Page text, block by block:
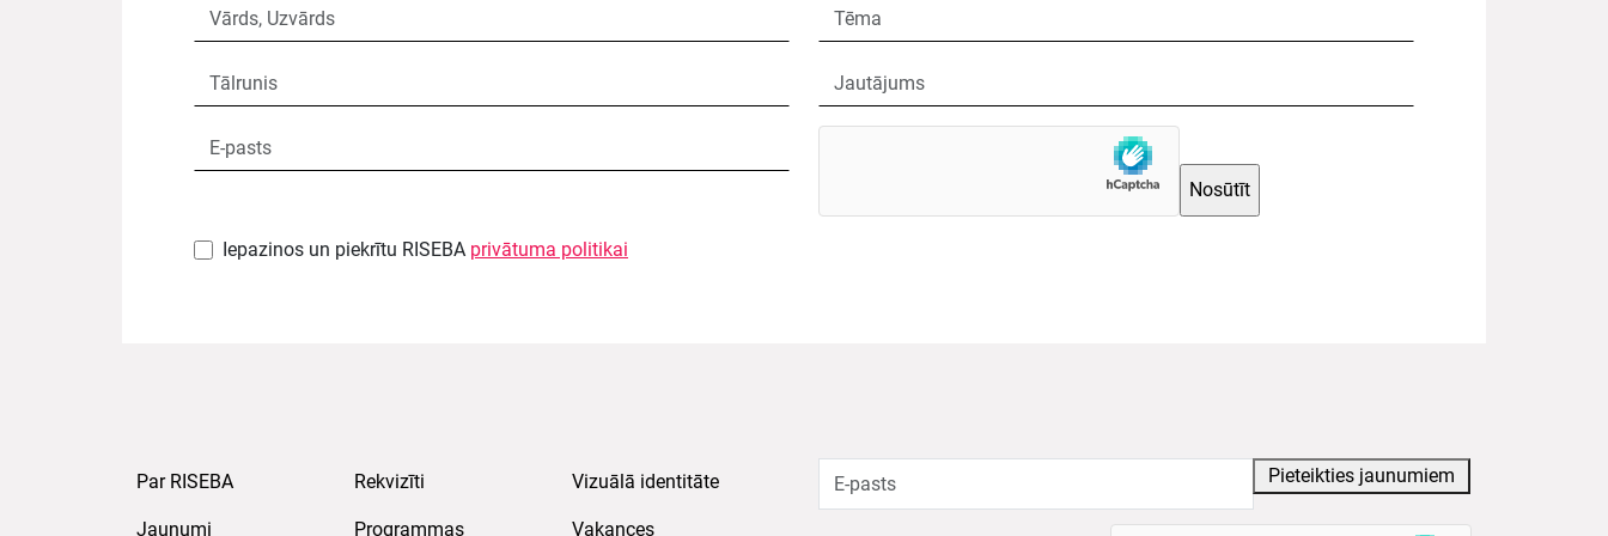
Iepazinos un piekrītu RISEBA privātuma politikai
Par RISEBA Rekvizīti Vizuālā identitāte
Jaunumi Programmas Vakances